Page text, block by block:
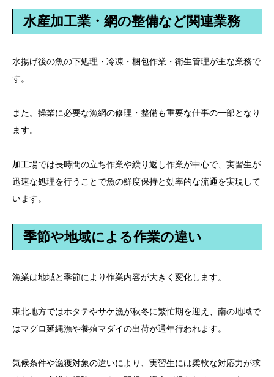
水産加工業・網の整備など関連業務
水揚げ後の魚の下処理・冷凍・梱包作業・衛生管理が主な業務で
す。
また。操業に必要な漁網の修理・整備も重要な仕事の一部となり
ます。
加工場では長時間の立ち作業や繰り返し作業が中心で、実習生が
迅速な処理を行うことで魚の鮮度保持と効率的な流通を実現して
います。
季節や地域による作業の違い
漁業は地域と季節により作業内容が大きく変化します。
東北地方ではホタテやサケ漁が秋冬に繁忙期を迎え、南の地域で
はマグロ延縄漁や養殖マダイの出荷が通年行われます。
気候条件や漁獲対象の違いにより、実習生には柔軟な対応力が求